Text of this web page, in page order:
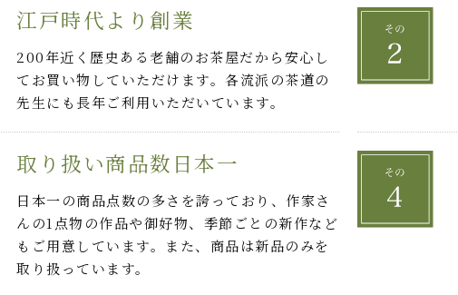
江戸時代より創業
200年近く歴史ある老舗のお茶屋だから安心し
てお買い物していただけます。各流派の茶道の
先生にも長年ご利用いただいています。
取り扱い商品数日本一
日本一の商品点数の多さを誇っており、作家さ
んの1点物の作品や御好物、季節ごとの新作など
もご用意しています。また、商品は新品のみを
取り扱っています。